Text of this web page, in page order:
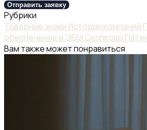
Отправить заявку
Рубрики
Товарные знаки Истории компаний
обеспечение и ЭВМ Сколково
Вам также может понравиться